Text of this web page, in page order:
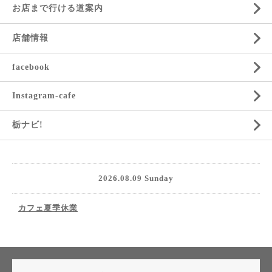
お店まで行ける道案内
店舗情報
facebook
Instagram-cafe
栃ナビ!
2026.08.09 Sunday
カフェ夏季休業